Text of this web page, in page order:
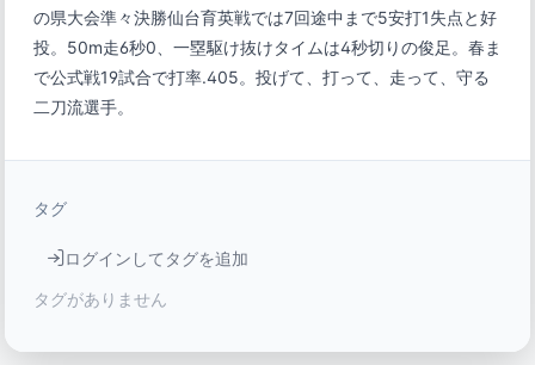
の県大会準々決勝仙台育英戦では7回途中まで5安打1失点と好
投。50m走6秒0、一塁駆け抜けタイムは4秒切りの俊足。春ま
で公式戦19試合で打率.405。投げて、打って、走って、守る
二刀流選手。
タグ
ログインしてタグを追加
タグがありません